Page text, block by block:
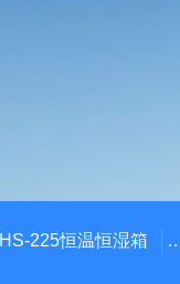
HS-225恒温恒湿箱